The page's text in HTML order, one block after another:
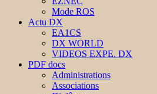
Mode ROS
Actu DX
EA1CS
DX WORLD
VIDEOS EXPE. DX
PDF docs
Administrations
Associations